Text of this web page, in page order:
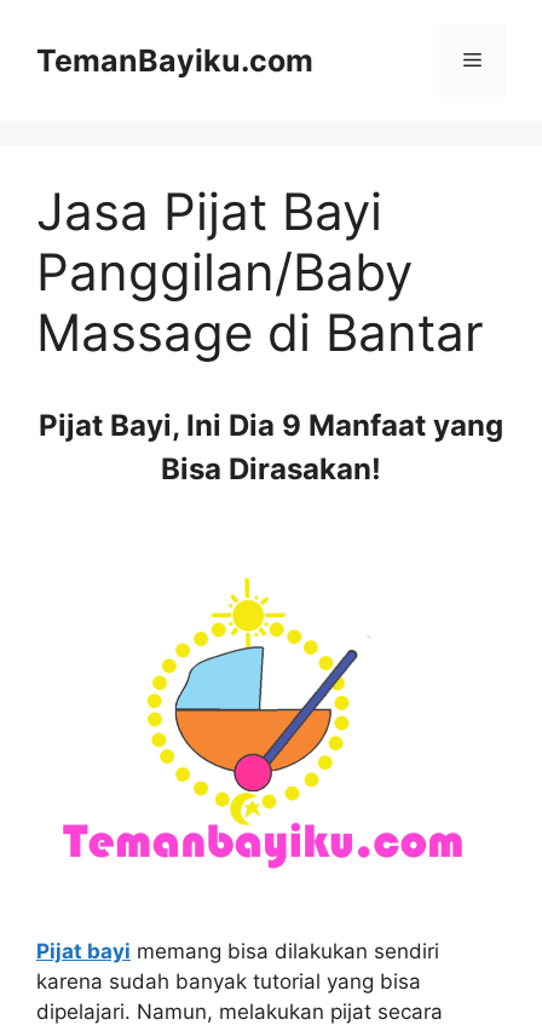
TemanBayiku.com Menu
Jasa Pijat Bayi
Panggilan/Baby
Massage di Bantar
Pijat Bayi, Ini Dia 9 Manfaat yang
Bisa Dirasakan!
Pijat bayi memang bisa dilakukan sendiri
karena sudah banyak tutorial yang bisa
dipelajari. Namun, melakukan pijat secara